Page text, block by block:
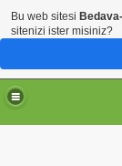
Bu web sitesi
sitenizi ister misiniz?